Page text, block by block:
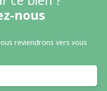
nous
reviendrons vers vous